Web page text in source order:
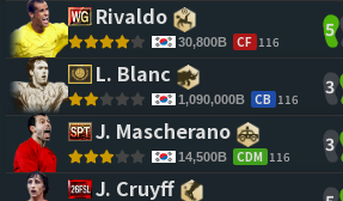
Rivaldo
30,800B CF 116
5
L. Blanc
1,090,000B CB 116
3
J. Mascherano
14,500B CDM 116
3
J. Cruyff